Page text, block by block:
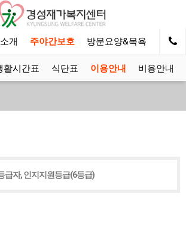
개 주야간보호 방문요양&목욕 알림
활시간표 식단표 이용안내 비용안내
급자, 인지지원등급(6등급)